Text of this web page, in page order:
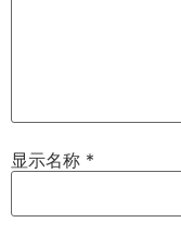
显示名称 *